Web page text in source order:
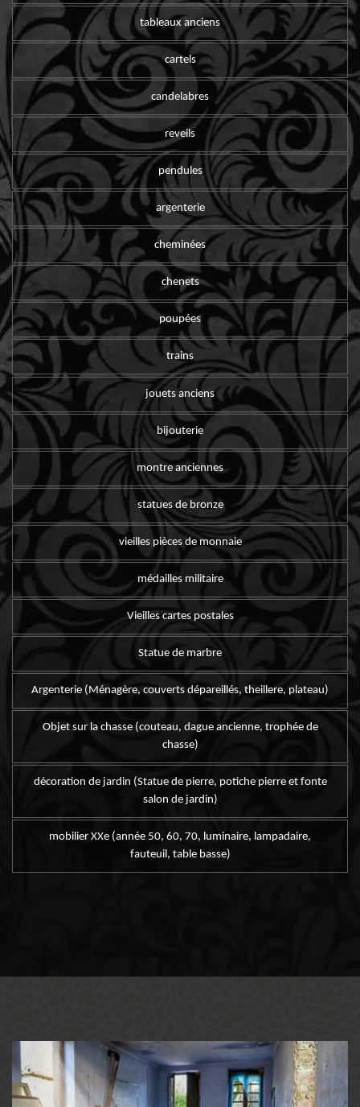
tableaux anciens
cartels
candelabres
reveils
pendules
argenterie
cheminées
chenets
poupées
trains
jouets anciens
bijouterie
montre anciennes
statues de bronze
vieilles pièces de monnaie
médailles militaire
Vieilles cartes postales
Statue de marbre
Argenterie (Ménagère, couverts dépareillés, theillere, plateau)
Objet sur la chasse (couteau, dague ancienne, trophée de
chasse)
décoration de jardin (Statue de pierre, potiche pierre et fonte
salon de jardin)
mobilier XXe (année 50, 60, 70, luminaire, lampadaire,
fauteuil, table basse)